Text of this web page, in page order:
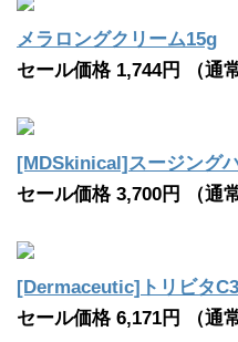
メラロングクリーム15g
セール価格 1,744円 （通
[MDSkinical]スージング
セール価格 3,700円 （通
[Dermaceutic]トリビタ
セール価格 6,171円 （通